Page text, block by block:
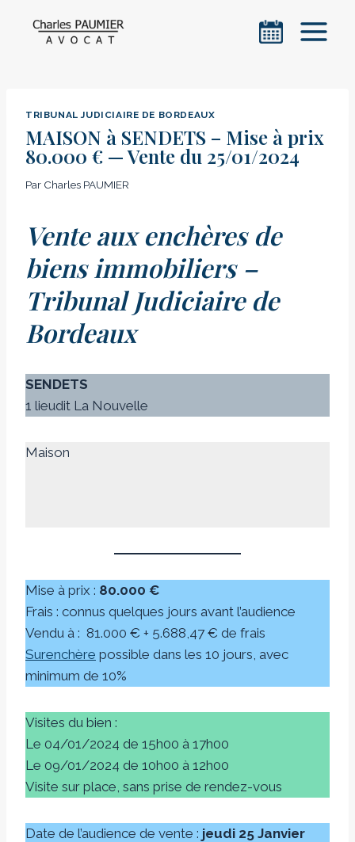
TRIBUNAL JUDICIAIRE DE BORDEAUX
MAISON à SENDETS – Mise à prix
80.000 € — Vente du 25/01/2024
Par Charles PAUMIER
Vente aux enchères de
biens immobiliers –
Tribunal Judiciaire de
Bordeaux
SENDETS
1 lieudit La Nouvelle
Maison
Mise à prix : 80.000 €
Frais : connus quelques jours avant l’audience
Vendu à : 81.000 € + 5.688,47 € de frais
Surenchère possible dans les 10 jours, avec
minimum de 10%
Visites du bien :
Le 04/01/2024 de 15h00 à 17h00
Le 09/01/2024 de 10h00 à 12h00
Visite sur place, sans prise de rendez-vous
Date de l’audience de vente : jeudi 25 Janvier